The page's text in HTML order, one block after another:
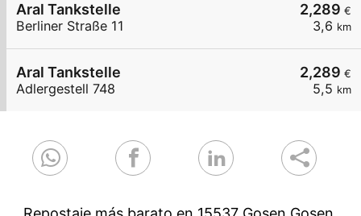
2,289 €
3,6 km
Aral Tankstelle
Berliner Straße 11
2,289 €
5,5 km
Aral Tankstelle
Adlergestell 748